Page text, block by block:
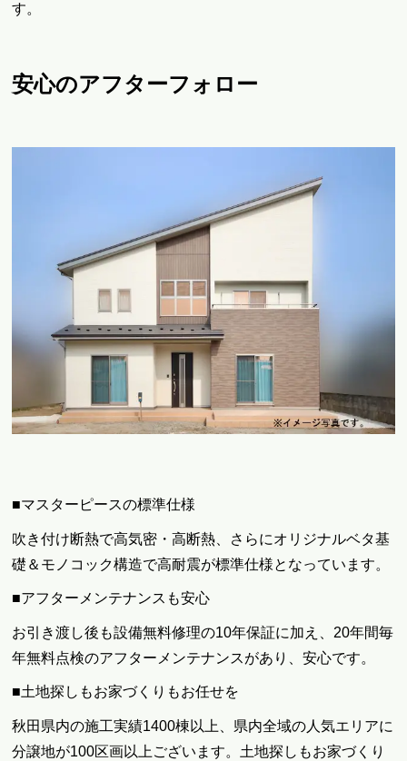
す。
安心のアフターフォロー
■マスターピースの標準仕様
吹き付け断熱で高気密・高断熱、さらにオリジナルベタ基
礎＆モノコック構造で高耐震が標準仕様となっています。
■アフターメンテナンスも安心
お引き渡し後も設備無料修理の10年保証に加え、20年間毎
年無料点検のアフターメンテナンスがあり、安心です。
■土地探しもお家づくりもお任せを
秋田県内の施工実績1400棟以上、県内全域の人気エリアに
分譲地が100区画以上ございます。土地探しもお家づくり